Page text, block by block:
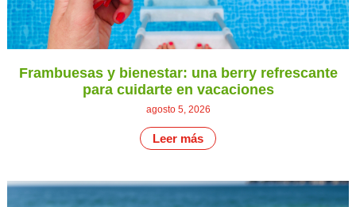
Frambuesas y bienestar: una berry refrescante
para cuidarte en vacaciones
agosto 5, 2026
Leer más